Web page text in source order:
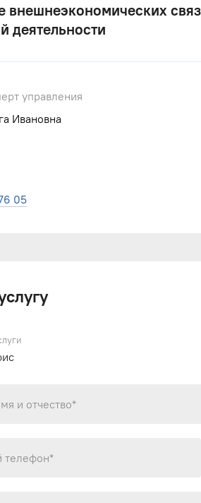
внешнеэкономических
деятельности
управления
Ивановна
05
и отчество*
телефон*